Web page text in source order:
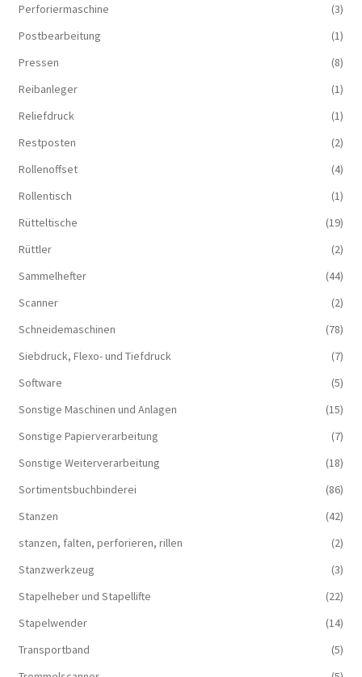
Perforiermaschine
(3)
Postbearbeitung
(1)
Pressen
(8)
Reibanleger
(1)
Reliefdruck
(1)
Restposten
(2)
Rollenoffset
(4)
Rollentisch
(1)
Rütteltische
(19)
Rüttler
(2)
Sammelhefter
(44)
Scanner
(2)
Schneidemaschinen
(78)
Siebdruck, Flexo- und Tiefdruck
(7)
Software
(5)
Sonstige Maschinen und Anlagen
(15)
Sonstige Papierverarbeitung
(7)
Sonstige Weiterverarbeitung
(18)
Sortimentsbuchbinderei
(86)
Stanzen
(42)
stanzen, falten, perforieren, rillen
(2)
Stanzwerkzeug
(3)
Stapelheber und Stapellifte
(22)
Stapelwender
(14)
Transportband
(5)